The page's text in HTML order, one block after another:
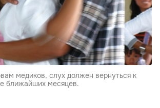
медиков, слух должен вернуться к
ближайших месяцев.